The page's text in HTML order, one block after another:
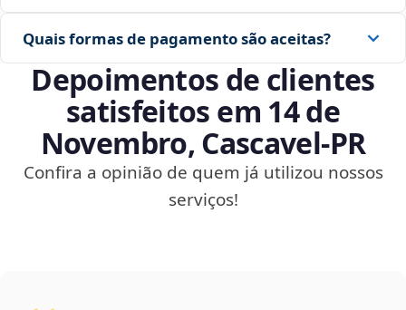
Quais formas de pagamento são aceitas?
Depoimentos de clientes
satisfeitos em 14 de
Novembro, Cascavel‑PR
Confira a opinião de quem já utilizou nossos
serviços!